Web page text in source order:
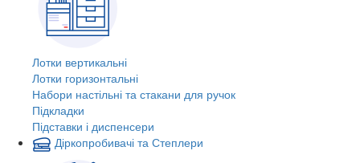
Лотки вертикальні
Лотки горизонтальні
Набори настільні та стакани для ручок
Підкладки
Підставки і диспенсери
Діркопробивачі та Степлери